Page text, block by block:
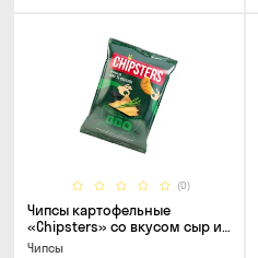
(0)
Чипсы картофельные
«Chipsters» со вкусом сыр и
лук, 95г
Чипсы